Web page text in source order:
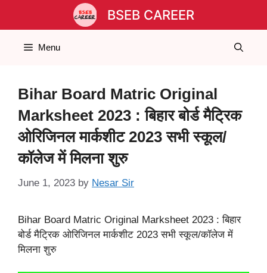
BSEB CAREER
Menu
Bihar Board Matric Original
Marksheet 2023 : बिहार बोर्ड मैट्रिक
ओरिजिनल मार्कशीट 2023 सभी स्कूल/
कॉलेज में मिलना शुरु
June 1, 2023 by Nesar Sir
Bihar Board Matric Original Marksheet 2023 : बिहार
बोर्ड मैट्रिक ओरिजिनल मार्कशीट 2023 सभी स्कूल/कॉलेज में
मिलना शुरु